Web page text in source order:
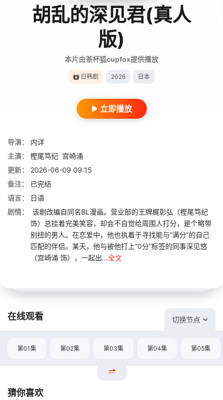
胡乱的深见君(真人
版)
本片由茶杯狐cupfox提供播放
日韩剧 2026 日本
立即播放
导演：
内详
主演：
樫尾笃纪 宫崎涌
更新：
2026-06-09 09:15
备注：
已完结
语言：
日语
剧情：
该剧改编自同名BL漫画。营业部的王牌梶彰弘（樫尾笃纪
饰）总挂着完美笑容，却会不自觉给周围人打分，是个略带
别扭的男人。在恋爱中，他也执着于寻找能与“满分”的自己
匹配的伴侣。某天，他与被他打上“0分”标签的同事深见悠
（宫崎涌 饰），一起出...全文
在线观看 切换节点
第01集 第02集 第03集 第04集 第05集
猜你喜欢